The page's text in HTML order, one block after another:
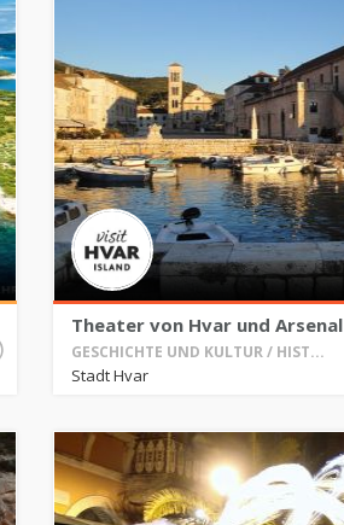
Theater von Hvar und Arsenal
GESCHICHTE UND KULTUR / HIST...
Stadt Hvar